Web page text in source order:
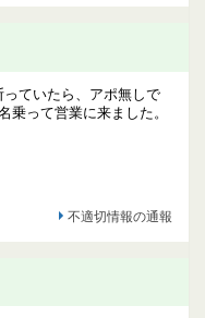
ていたら、アポ無しで
乗って営業に来ました。
不適切情報の通報